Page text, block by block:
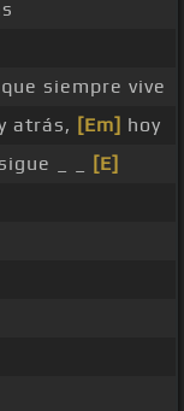
siempre vive
atrás, [Em] hoy
sigue _ _
[E]